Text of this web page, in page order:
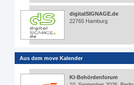
digitalSIGNAGE.de
22765 Hamburg
Aus dem move Kalender
KI-Behördenforum